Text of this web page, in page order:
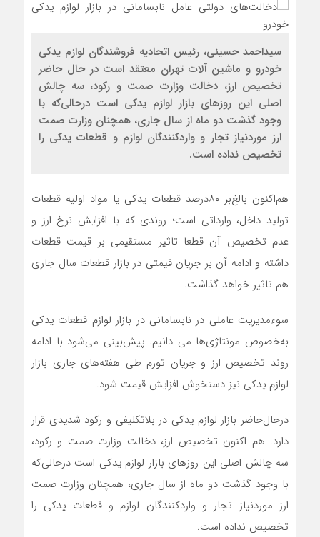
سیداحمد حسینی، رئیس اتحادیه فروشندگان لوازم یدکی
خودرو و ماشین آلات تهران معتقد است در حال حاضر
تخصیص ارز، دخالت وزارت صمت و رکود، سه چالش
اصلی این روزهای بازار لوازم یدکی است درحالی‌که با
وجود گذشت دو ماه از سال جاری، همچنان وزارت صمت
ارز موردنیاز تجار و واردکنندگان لوازم و قطعات یدکی را
تخصیص نداده است.
هم‌اکنون بالغ‌بر ۸۰درصد قطعات یدکی یا مواد اولیه قطعات
تولید داخل، وارداتی است؛ روندی که با افزایش نرخ ارز و
عدم تخصیص آن قطعا تاثیر مستقیمی بر قیمت‌ قطعات
داشته و ادامه آن بر جریان قیمتی در بازار قطعات سال جاری
هم تاثیر خواهد گذاشت.
سوءمدیریت عاملی در نابسامانی در بازار لوازم قطعات یدکی
به‌خصوص مونتاژی‌ها می دانیم. پیش‌بینی می‌شود با ادامه
روند تخصیص ارز و جریان تورم طی هفته‌های جاری بازار
لوازم یدکی نیز دستخوش افزایش قیمت شود.
درحال‌حاضر بازار لوازم یدکی در بلاتکلیفی و رکود شدیدی قرار
دارد. هم اکنون تخصیص ارز، دخالت وزارت صمت و رکود،
سه چالش اصلی این روزهای بازار لوازم یدکی است درحالی‌که
با وجود گذشت دو ماه از سال جاری، همچنان وزارت صمت
ارز موردنیاز تجار و واردکنندگان لوازم و قطعات یدکی را
تخصیص نداده است.